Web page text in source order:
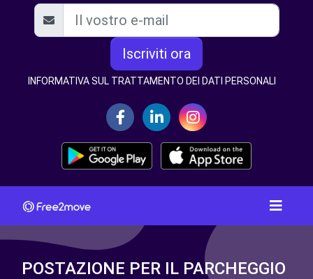
Iscriviti ora
INFORMATIVA SUL TRATTAMENTO DEI DATI PERSONALI
POSTAZIONE PER IL PARCHEGGIO